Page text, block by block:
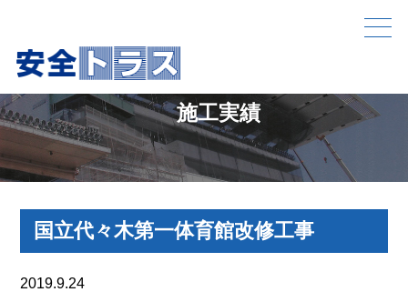
施工実績
国立代々木第一体育館改修工事
2019.9.24